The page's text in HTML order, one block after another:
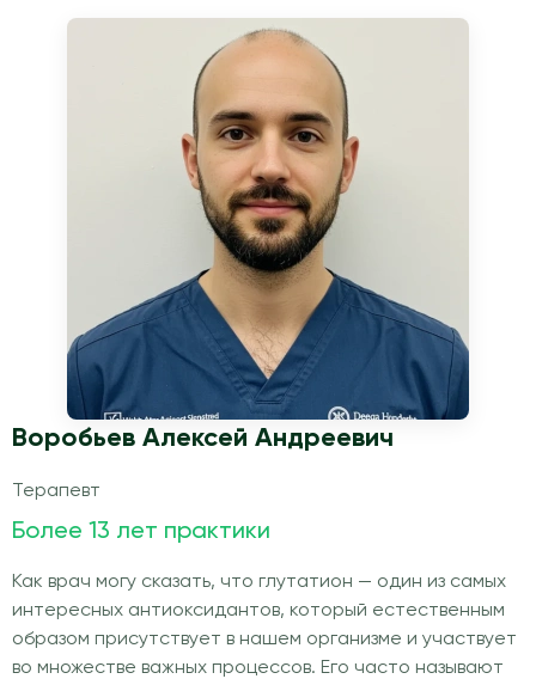
Воробьев Алексей Андреевич
Терапевт
Более 13 лет практики
Как врач могу сказать, что глутатион — один из самых
интересных антиоксидантов, который естественным
образом присутствует в нашем организме и участвует
во множестве важных процессов. Его часто называют